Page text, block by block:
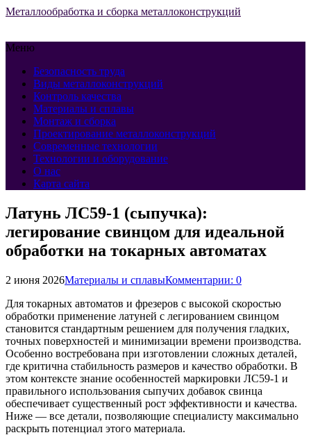
Металлообработка и сборка металлоконструкций
Меню
Безопасность труда
Виды металлоконструкций
Контроль качества
Материалы и сплавы
Монтаж и сборка
Проектирование металлоконструкций
Современные технологии
Технологии и оборудование
О нас
Карта сайта
Латунь ЛС59-1 (сыпучка):
легирование свинцом для идеальной
обработки на токарных автоматах
2 июня 2026Материалы и сплавыКомментарии: 0
Для токарных автоматов и фрезеров с высокой скоростью
обработки применение латуней с легированием свинцом
становится стандартным решением для получения гладких,
точных поверхностей и минимизации времени производства.
Особенно востребована при изготовлении сложных деталей,
где критична стабильность размеров и качество обработки. В
этом контексте знание особенностей маркировки ЛС59-1 и
правильного использования сыпучих добавок свинца
обеспечивает существенный рост эффективности и качества.
Ниже — все детали, позволяющие специалисту максимально
раскрыть потенциал этого материала.